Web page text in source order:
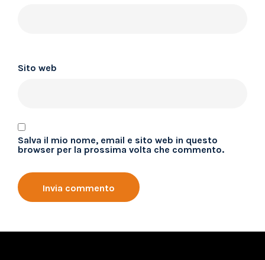
Sito web
Salva il mio nome, email e sito web in questo
browser per la prossima volta che commento.